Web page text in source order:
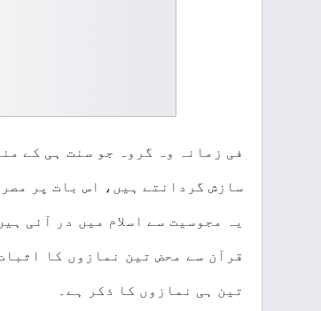
فی زمانہ وہ گروہ جو سنت ہی کے
سازش گردانتے ہیں، اس بات پر
یہ مجوسیت سے اسلام میں در آئی
قرآن سے محض تین نمازوں کا
تین ہی نمازوں کا ذکر ہے۔